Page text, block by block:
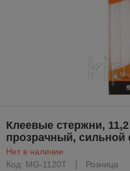
Клеевые стержни,
прозрачный, сильной
Нет в наличии
Код: MG-1120T
Розница